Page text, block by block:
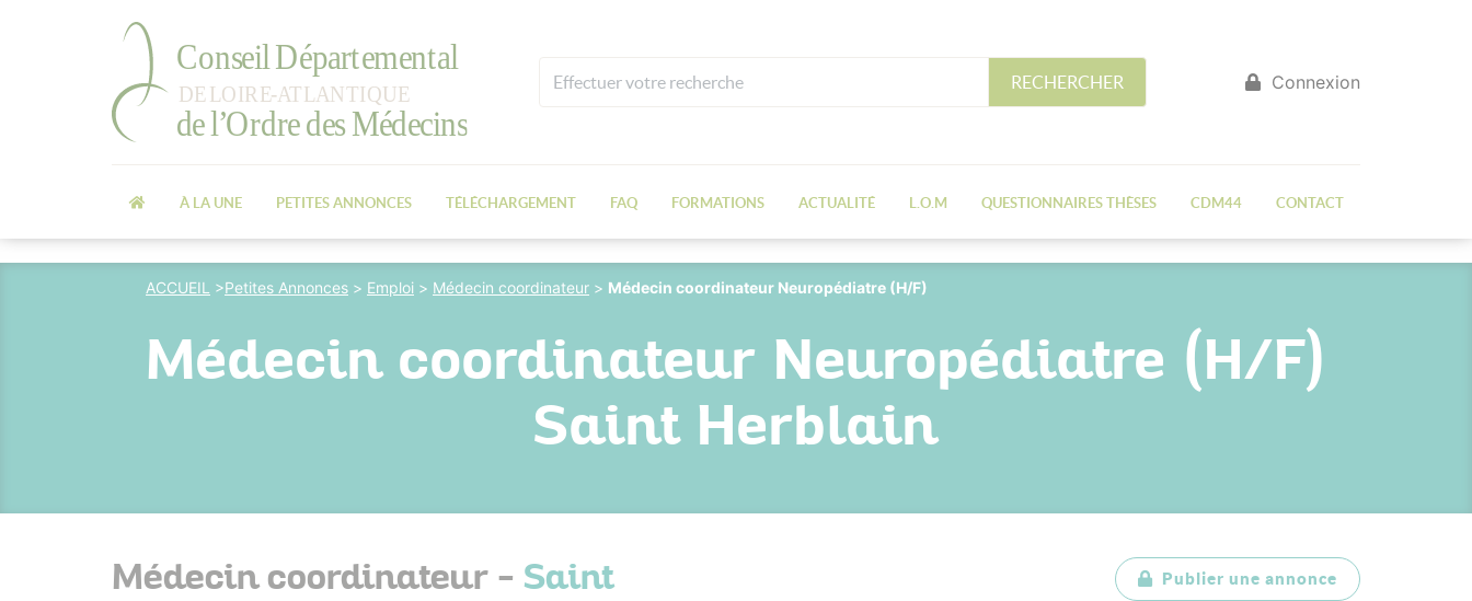
RECHERCHER Connexion
À LA UNE PETITES ANNONCES TÉLÉCHARGEMENT FAQ FORMATIONS ACTUALITÉ L.O.M QUESTIONNAIRES THÈSES CDM44 CONTACT
ACCUEIL >Petites Annonces > Emploi > Médecin coordinateur > Médecin coordinateur Neuropédiatre (H/F)
Médecin coordinateur Neuropédiatre (H/F)
Saint Herblain
Médecin coordinateur - Saint
Publier une annonce